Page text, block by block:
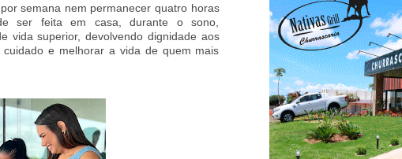
semana nem permanecer quatro horas
ser feita em casa, durante o sono,
vida superior, devolvendo dignidade aos
e melhorar a vida de quem mais